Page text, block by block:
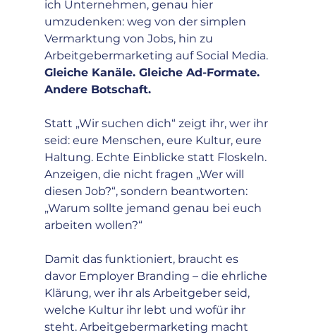
ich Unternehmen, genau hier
umzudenken: weg von der simplen
Vermarktung von Jobs, hin zu
Arbeitgebermarketing auf Social Media.
Gleiche Kanäle. Gleiche Ad-Formate.
Andere Botschaft.
Statt „Wir suchen dich“ zeigt ihr, wer ihr
seid: eure Menschen, eure Kultur, eure
Haltung. Echte Einblicke statt Floskeln.
Anzeigen, die nicht fragen „Wer will
diesen Job?“, sondern beantworten:
„Warum sollte jemand genau bei euch
arbeiten wollen?“
Damit das funktioniert, braucht es
davor Employer Branding – die ehrliche
Klärung, wer ihr als Arbeitgeber seid,
welche Kultur ihr lebt und wofür ihr
steht. Arbeitgebermarketing macht